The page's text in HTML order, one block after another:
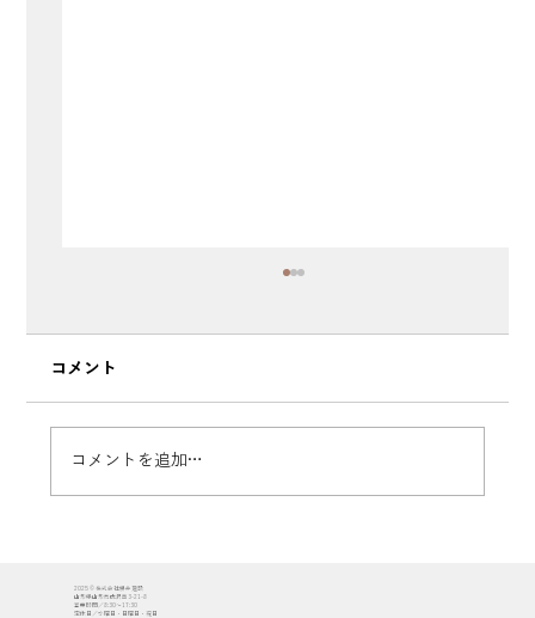
した｜『四季を愛で、見守り、住み継ぐ
コメント
コメントを追加…
2025 © 株式会社櫻井建設
山形県山形市成沢西3-21-8
営業時間／8:30〜17:30
定休日／水曜日・日曜日・祝日